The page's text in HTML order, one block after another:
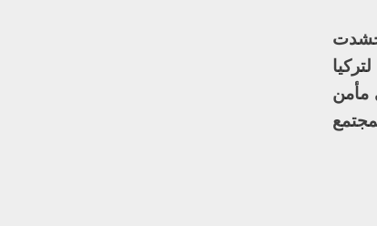
مأمن